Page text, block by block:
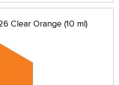
Clear Orange (10 ml)